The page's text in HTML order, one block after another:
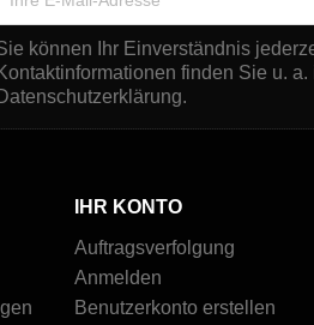
können Ihr Einverständnis
Kontaktinformationen finden Sie u. a.
Datenschutzerklärung.
IHR KONTO
Auftragsverfolgung
Anmelden
Benutzerkonto erstellen